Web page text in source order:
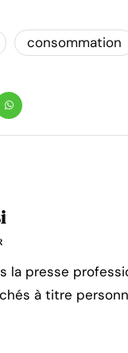
consommation
la presse
à titre